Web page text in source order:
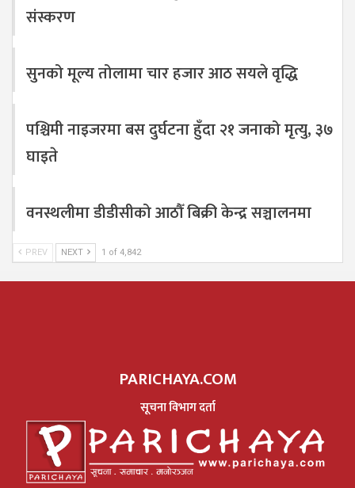
संस्करण
सुनको मूल्य तोलामा चार हजार आठ सयले वृद्धि
पश्चिमी नाइजरमा बस दुर्घटना हुँदा २१ जनाको मृत्यु, ३७
घाइते
वनस्थलीमा डीडीसीको आठौँ बिक्री केन्द्र सञ्चालनमा
PREV NEXT 1 of 4,842
PARICHAYA.COM
सूचना विभाग दर्ता